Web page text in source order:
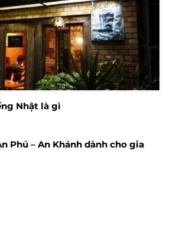
Nhật là gì
Phú – An Khánh dành cho gia